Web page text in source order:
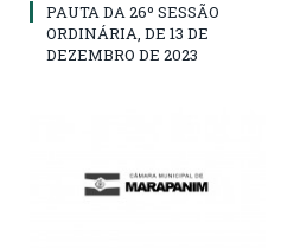
PAUTA DA 26º SESSÃO
ORDINÁRIA, DE 13 DE
DEZEMBRO DE 2023